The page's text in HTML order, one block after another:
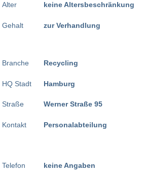
Alter
Gehalt
keine Altersbeschränkung
zur Verhandlung
Branche
HQ Stadt
Straße
Kontakt
Telefon
Recycling
Hamburg
Werner Straße 95
Personalabteilung
keine Angaben